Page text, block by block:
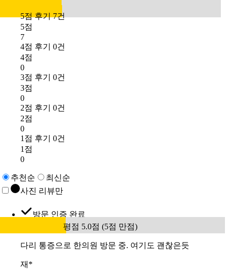
5점 후기 7건
5점
7
4점 후기 0건
4점
0
3점 후기 0건
3점
0
2점 후기 0건
2점
0
1점 후기 0건
1점
0
추천순
최신순
사진 리뷰만
방문 인증 완료
평점 5.0점 (5점 만점)
다리 통증으로 한의원 방문 중. 여기도 괜찮은듯
재*